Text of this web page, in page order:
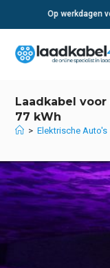
Op werkdagen
Laadkabel voor
77 kWh
> Elektrische Auto's